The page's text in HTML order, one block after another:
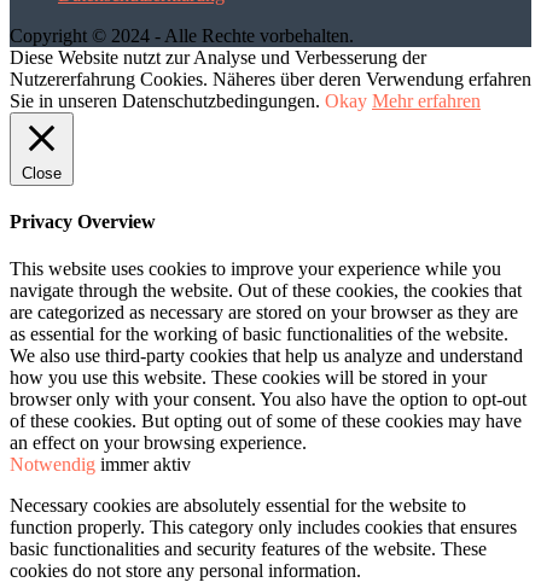
Copyright © 2024 - Alle Rechte vorbehalten.
Diese Website nutzt zur Analyse und Verbesserung der
Nutzererfahrung Cookies. Näheres über deren Verwendung erfahren
Sie in unseren Datenschutzbedingungen. Okay Mehr erfahren
Close
Privacy Overview
This website uses cookies to improve your experience while you
navigate through the website. Out of these cookies, the cookies that
are categorized as necessary are stored on your browser as they are
as essential for the working of basic functionalities of the website.
We also use third-party cookies that help us analyze and understand
how you use this website. These cookies will be stored in your
browser only with your consent. You also have the option to opt-out
of these cookies. But opting out of some of these cookies may have
an effect on your browsing experience.
Notwendig immer aktiv
Necessary cookies are absolutely essential for the website to
function properly. This category only includes cookies that ensures
basic functionalities and security features of the website. These
cookies do not store any personal information.